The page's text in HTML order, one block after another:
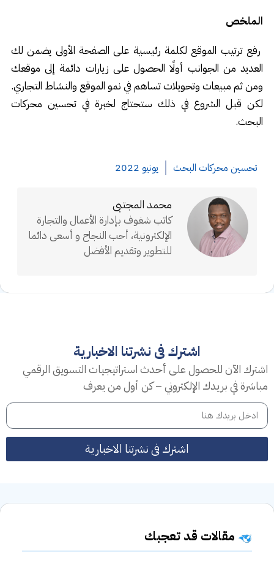
الملخص
رفع ترتيب الموقع لكلمة رئيسية على الصفحة الأولى يضمن لك
العديد من الجوانب أولًا الحصول على زيارات دائمة إلى موقعك
ومن ثم مبيعات وتحويلات تساهم في نمو الموقع والنشاط التجاري.
لكن قبل الشروع في ذلك ستحتاج لخبرة في تحسين محركات
البحث.
تحسين محركات البحث يونيو 2022
محمد المجتبى
كاتب شغوف بإدارة الأعمال والتجارة
الإلكترونية، أحب النجاح و أسعى دائما
للتطوير وتقديم الأفضل
اشترك فى نشرتنا الاخبارية
اشترك الآن للحصول على أحدث استراتيجيات التسويق الرقمي
مباشرة في بريدك الإلكتروني – كن أول من يعرف
اشترك فى نشرتنا الاخبارية
مقالات قد تعجبك